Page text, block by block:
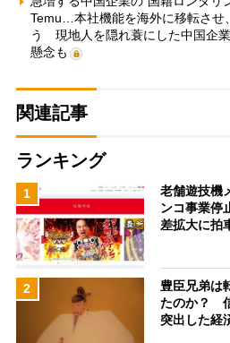
Temu…本社機能を海外に移転させ
う 現地人を隠れ蓑にした中国企
懸念も
関連記事
ランキング
1
老舗遊技機
ンコ事業停
差拡大に拍
2
豊臣兄弟は
たのか？
突出した経